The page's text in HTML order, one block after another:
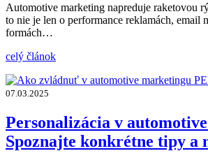
Automotive marketing napreduje raketovou
to nie je len o performance reklamách, email
formách…
celý článok
07.03.2025
Personalizácia v
Spoznajte konkrétne tipy a